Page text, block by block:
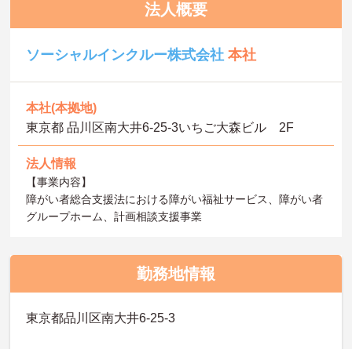
法人概要
ソーシャルインクルー株式会社本社
本社(本拠地)
東京都 品川区南大井6-25-3いちご大森ビル 2F
法人情報
【事業内容】
障がい者総合支援法における障がい福祉サービス、障がい者
グループホーム、計画相談支援事業
勤務地情報
東京都品川区南大井6-25-3